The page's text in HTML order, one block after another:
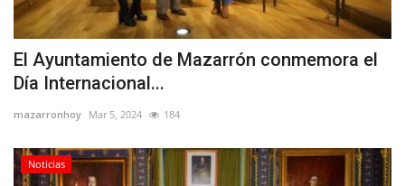
El Ayuntamiento de Mazarrón conmemora el
Día Internacional...
mazarronhoy Mar 5, 2024 184
Noticias